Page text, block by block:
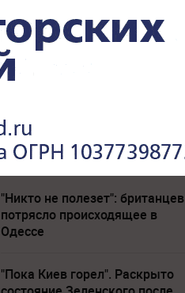
"Никто не полезет": британцев
потрясло происходящее в
Одессе
"Пока Киев горел". Раскрыто